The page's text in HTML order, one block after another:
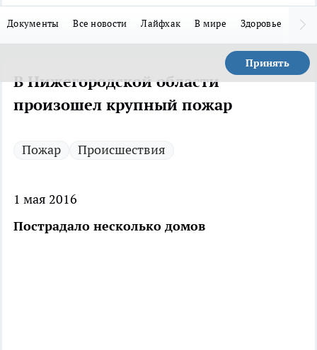
Документы Все новости Лайфхак В мире Здоровье
Принять
В Нижегородской области
произошел крупный пожар
Пожар Происшествия
1 мая 2016
Пострадало несколько домов